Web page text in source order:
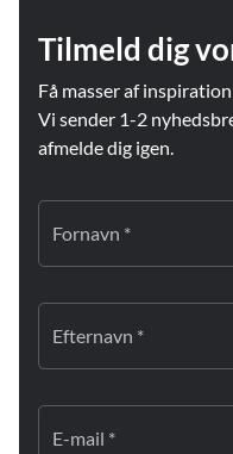
Tilmeld dig
Få masser af
Vi sender 1-2
afmelde dig igen.
Fornavn *
Efternavn *
E-mail *